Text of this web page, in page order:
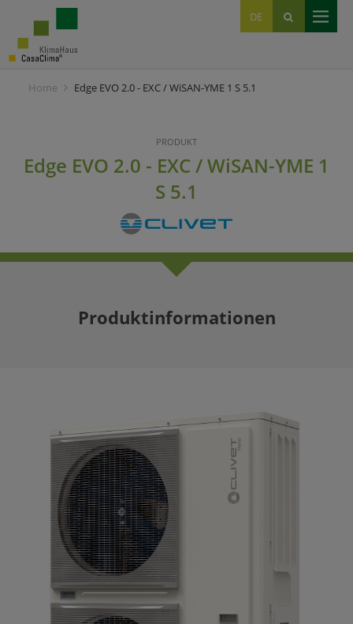
DE
IT
EN
Home Edge EVO 2.0 - EXC / WiSAN-YME 1 S 5.1
PRODUKT
Edge EVO 2.0 - EXC / WiSAN-YME 1
S 5.1
Produktinformationen